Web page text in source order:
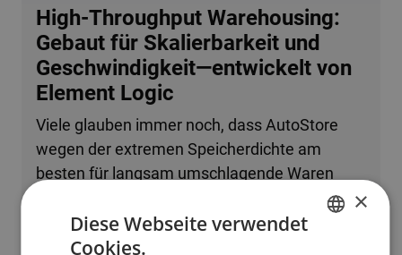
High-Throughput Warehousing:
Gebaut für Skalierbarkeit und
Geschwindigkeit—entwickelt von
Element Logic
Viele glauben immer noch, dass AutoStore
wegen der extremen Speicherdichte am
besten für langsam umschlagende Waren
oder kleine Betriebe geeignet ist. Tatsache ist,
dass das System problemlos mehrere
zehntausend Bestellzeilen pro Stunde
×
Diese Webseite verwendet
Cookies.